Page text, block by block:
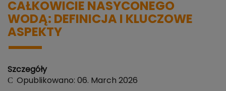
CAŁKOWICIE NASYCONEGO
WODĄ: DEFINICJA I KLUCZOWE
ASPEKTY
Szczegóły
Opublikowano: 06. March 2026